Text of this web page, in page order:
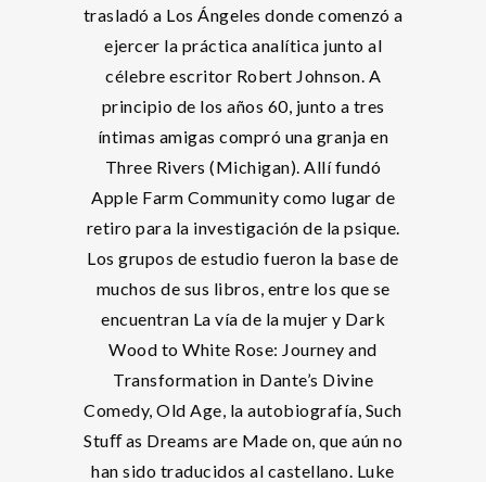
trasladó a Los Ángeles donde comenzó a
ejercer la práctica analítica junto al
célebre escritor Robert Johnson. A
principio de los años 60, junto a tres
íntimas amigas compró una granja en
Three Rivers (Michigan). Allí fundó
Apple Farm Community como lugar de
retiro para la investigación de la psique.
Los grupos de estudio fueron la base de
muchos de sus libros, entre los que se
encuentran La vía de la mujer y Dark
Wood to White Rose: Journey and
Transformation in Dante’s Divine
Comedy, Old Age, la autobiografía, Such
Stuﬀ as Dreams are Made on, que aún no
han sido traducidos al castellano. Luke